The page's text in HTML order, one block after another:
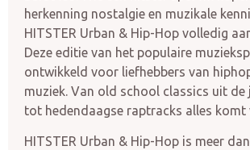
herkenning nostalgie en muzikale
HITSTER Urban & Hip-Hop volledig
Deze editie van het populaire
ontwikkeld voor liefhebbers van
muziek. Van old school classics uit de
tot hedendaagse raptracks alles komt
HITSTER Urban & Hip-Hop is meer